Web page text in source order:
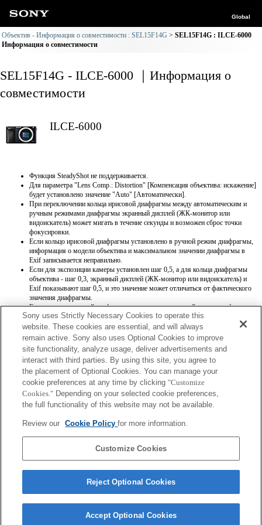
Global
Объектив - Информация о совместимости : SEL15F14G
SEL15F14G : ILCE-6000
Информация о совместимости
SEL15F14G - ILCE-6000 ｜Информация о
совместимости
ILCE-6000
Функция SteadyShot не поддерживается.
Для параметра "Lens Comp.: Distortion" [Компенсация объектива: искажение]
будет установлено значение "Auto" [Автоматически].
При переключении кольца ирисовой диафрагмы между автоматическим и
ручным режимами диафрагмы экранный дисплей (ЖК-монитор или
видоискатель) может мигать в течение секунды и возможен сброс точки
фокусировки.
Если кольцо ирисовой диафрагмы установлено в ручной режим диафрагмы,
информация о модели объектива и максимальном значении диафрагмы в
Exif записывается неправильно.
Если для экспозиции камеры установлен шаг 0,5, а для кольца диафрагмы
объектива - шаг 0,3, экранный дисплей (ЖК-монитор или видоискатель) и
Exif показывают шаг 0,5, и это значение может отличаться от фактического
значения диафрагмы.
Если кольцо ирисовой диафрагмы установлено в ручной режим диафрагмы,
для значения диафрагмы устанавливается значение, которое показывает
кольцо ирисовой диафрагмы, независимо от режима экспозиции.
При переключении кольца ирисовой диафрагмы между автоматическим и
ручным режимами диафрагмы во время записи видео запись
останавливается.
При поворачивании кольца ирисовой диафрагмы время до перехода в режим
экономии энергии не продлевается.
Если кольцо ирисовой диафрагмы установлено в ручной режим, функция
Background Defocus Control [Регулировка фоновой расфокусировки] в
режиме Photo Creativity [Творческое фото] работает неправильно, однако
информация на экранном дисплее отображается как обычно.
Если кольцо ирисовой диафрагмы установлено в ручной режим диафрагмы,
значение диафрагмы регистрируется неправильно при регистрации настроек
с помощью функции "Memory" (Память).
Sony uses Strictly Necessary Cookies to operate this
website. These cookies are essential, and will always
remain active. Sony also uses Optional Cookies to improve
site functionality, analyze usage, deliver advertisements and
interact with third parties. By using this site, you agree to
the placement of Optional Cookies. You can manage your
cookie preferences at any time by clicking "Customize
Cookies." Depending on your selected cookie preferences,
the full functionality of this website may not be available.
Review our Cookie Policyfor more information.
Customize Cookies
Reject Optional Cookies
Accept Optional Cookies